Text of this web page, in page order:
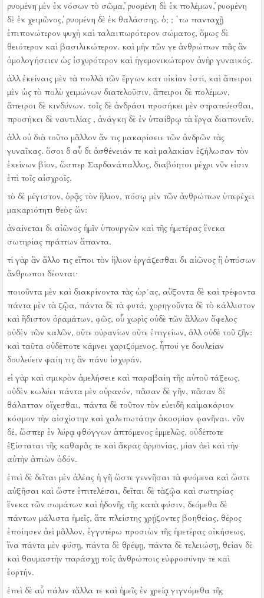
ῥυομένη μὲν ἐκ νόσων τὸ σῶμα, ῥυομένη δὲ ἐκ πολέμων, ῥυομένη
δὲ ἐκ χειμῶνος, ῥυομένη δὲ ἐκ θαλάσσης. ὁ; ; ᾿τω πανταχῇ
ἐπιπονώτερον ψυχὴ καὶ ταλαιπωρότερον σώματος, ὅμως δὲ
θειότερον καὶ βασιλικώτερον. καὶ μὴν τῶν γε ἀνθρώπων πᾶς ἂν
ὁμολογήσειεν ὡς ἰσχυρότερον καὶ ἡγεμονικώτερον ἀνὴρ γυναικός.
ἀλλ ἐκείναις μὲν τὰ πολλὰ τῶν ἔργων κατ οἰκίαν ἐστί, καὶ ἄπειροι
μὲν ὡς τὸ πολὺ χειμώνων διατελοῦσιν, ἄπειροι δὲ πολέμων,
ἄπειροι δὲ κινδύνων. τοῖς δὲ ἀνδράσι προσήκει μὲν στρατεύεσθαι,
προσήκει δὲ ναυτιλίας , ἀνάγκη δὲ ἐν ὑπαίθρῳ τὰ ἔργα διαπονεῖν.
ἀλλ οὐ διὰ τοῦτο μᾶλλον ἄν τις μακαρίσειε τῶν ἀνδρῶν τὰς
γυναῖκας. ὅσοι δ αὖ δι ἀσθένειάν τε καὶ μαλακίαν ἐζήλωσαν τὸν
ἐκείνων βίον, ὥσπερ Σαρδανάπαλλος, διαβόητοι μέχρι νῦν εἰσιν
ἐπὶ τοῖς αἰσχροῖς.
τὸ δὲ μέγιστον, ὁρᾷς τὸν ἥλιον, πόσῳ μὲν τῶν ἀνθρώπων ὑπερέχει
μακαριότητι θεὸς ὤν:
ἀναίνεται δι αἰῶνος ἡμῖν ὑπουργῶν καὶ τῆς ἡμετέρας ἕνεκα
σωτηρίας πράττων ἅπαντα.
τί γὰρ ἂν ἄλλο τις εἴποι τὸν ἥλιον ἐργάζεσθαι δι αἰῶνος ἢ ὁπόσων
ἄνθρωποι δέονται·
ποιοῦντα μὲν καὶ διακρίνοντα τὰς ὡρ´ας, αὔξοντα δὲ καὶ τρέφοντα
πάντα μὲν τὰ ζῷα, πάντα δὲ τὰ φυτά, χορηγοῦντα δὲ τὸ κάλλιστον
καὶ ἥδιστον ὁραμάτων, φῶς, οὗ χωρὶς οὐδὲ τῶν ἄλλων ὄφελος
οὐδὲν τῶν καλῶν, οὔτε οὐρανίων οὔτε ἐπιγείων, ἀλλ οὐδὲ τοῦ ζῆν:
καὶ ταῦτα οὐδέποτε κάμνει χαριζόμενος. ἦπού γε δουλείαν
δουλεύειν φαίη τις ἂν πάνυ ἰσχυράν.
εἰ γὰρ καὶ σμικρὸν ἀμελήσειε καὶ παραβαίη τῆς αὑτοῦ τάξεως,
οὐδὲν κωλύει πάντα μὲν οὐρανόν, πᾶσαν δὲ γῆν, πᾶσαν δὲ
θάλατταν οἴχεσθαι, πάντα δὲ τοῦτον τὸν εὐειδῆ καὶμακάριον
κόσμον τὴν αἰσχίστην καὶ χαλεπωτάτην ἀκοσμίαν φανῆναι. νῦν
δέ, ὥσπερ ἐν λύρᾳ φθόγγων ἁπτόμενος ἐμμελῶς, οὐδέποτε
ἐξίσταται τῆς καθαρᾶς τε καὶ ἄκρας ἁρμονίας, μίαν ἀεὶ καὶ τὴν
αὐτὴν ἀπιὼν ὁδόν.
ἐπεὶ δὲ δεῖται μὲν ἀλέας ἡ γῆ ὥστε γεννῆσαι τὰ φυόμενα καὶ ὥστε
αὐξῆσαι καὶ ὥστε ἐπιτελέσαι, δεῖται δὲ τὰζῷα καὶ σωτηρίας
ἕνεκα τῶν σωμάτων καὶ ἡδονῆς τῆς κατὰ φύσιν, δεόμεθα δὲ
πάντων μάλιστα ἡμεῖς, ἅτε πλείστης χρῄζοντες βοηθείας, θέρος
ἐποίησεν ἀεὶ μᾶλλον, ἐγγυτέρω προσιὼν τῆς ἡμετέρας οἰκήσεως,
ἵνα πάντα μὲν φύσῃ, πάντα δὲ θρέψῃ, πάντα δὲ τελειώσῃ, θείαν δὲ
καὶ θαυμαστὴν παράσχῃ τοῖς ἀνθρώποις εὐφροσύνην τε καὶ
ἑορτήν.
ἐπεὶ δὲ αὖ πάλιν τἄλλα τε καὶ ἡμεῖς ἐν χρείᾳ γιγνόμεθα τῆς